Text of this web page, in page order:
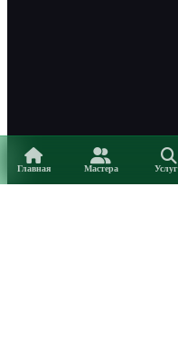
Главная Мастера